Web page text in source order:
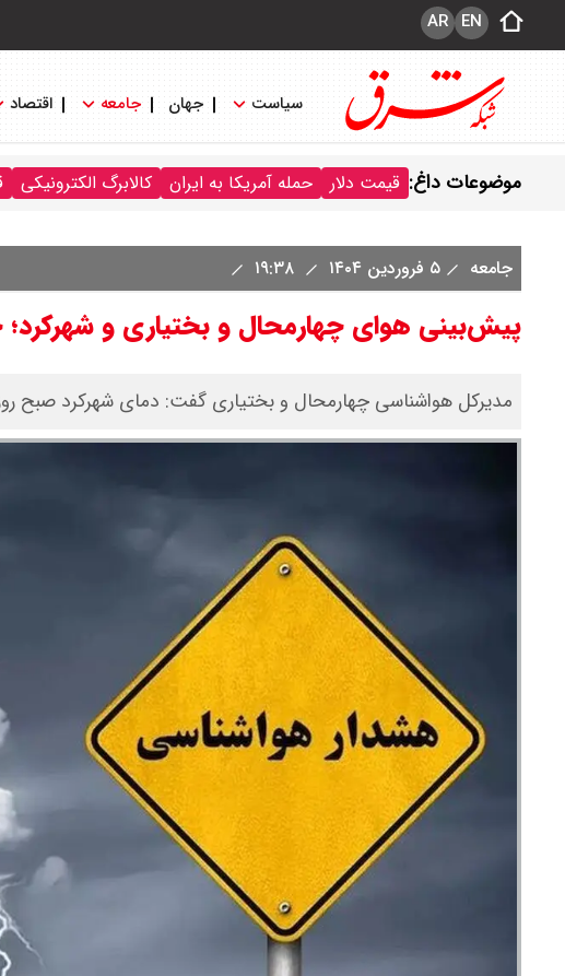
EN
AR
سیاست جهان جامعه اقتصاد
موضوعات داغ: قیمت دلار حمله آمریکا به ایران کالابرگ الکترونیکی
جامعه ۵ فروردین ۱۴۰۴
پیش‌بینی هوای چهارمحال و بختیاری و شهرکرد؛ چهارشنبه ۶
مدیرکل هواشناسی چهارمحال و بختیاری گفت: دمای شهرکرد صبح